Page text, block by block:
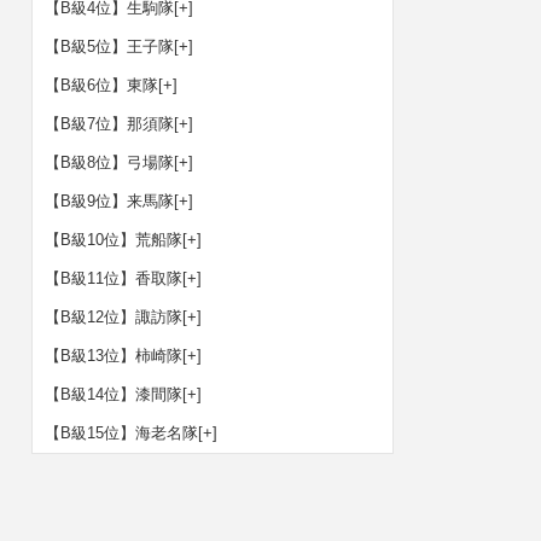
【B級4位】生駒隊[+]
【B級5位】王子隊[+]
【B級6位】東隊[+]
【B級7位】那須隊[+]
【B級8位】弓場隊[+]
【B級9位】来馬隊[+]
【B級10位】荒船隊[+]
【B級11位】香取隊[+]
【B級12位】諏訪隊[+]
【B級13位】柿崎隊[+]
【B級14位】漆間隊[+]
【B級15位】海老名隊[+]